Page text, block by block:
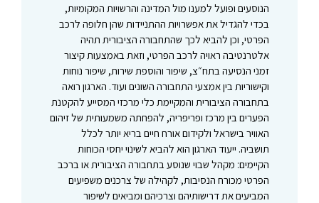
הנוסעים ופועל למענו מול המדינה והרשויות המקומיות,
בכדי להגדיל את אפשרויות ההתניידות שהן חלופה לרכב
הפרטי, וכן להביא לכך שהתחבורה הציבורית תהיה
אלטרנטיבה ראויה לרכב הפרטי, וזאת באמצעות קיצור
זמני הנסיעה בתח״צ, שיפור והוספת שירות, שיפור נוחות
וקישוריות בין אמצעי התחבורה השונים ועוד. הארגון רואה
בתחבורה הציבורית והמקיימת כלי מרכזי המסייע להקטנת
הפערים בין מרכז ופריפריה, להפחתה משמעותית של זיהום
האוויר בישראל ולקידום אורח חיים בריא יותר לכלל
תושביה. ייעוד הארגון הוא להביא לשינוי יחסי הכוחות
הקיימים: מקהל שבוי שנוסע בתחבורה הציבורית או ברכב
הפרטי מכורח הנסיבות, לקהילה של צרכנים משפיעים
המביעים את דרישותיהם וצרכיהם ומביאים לשיפור